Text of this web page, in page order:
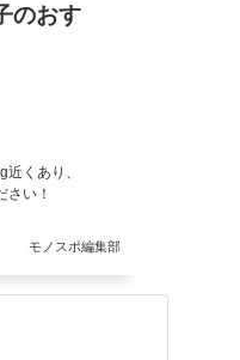
のおす
くあり、
い！
モノスポ編集部